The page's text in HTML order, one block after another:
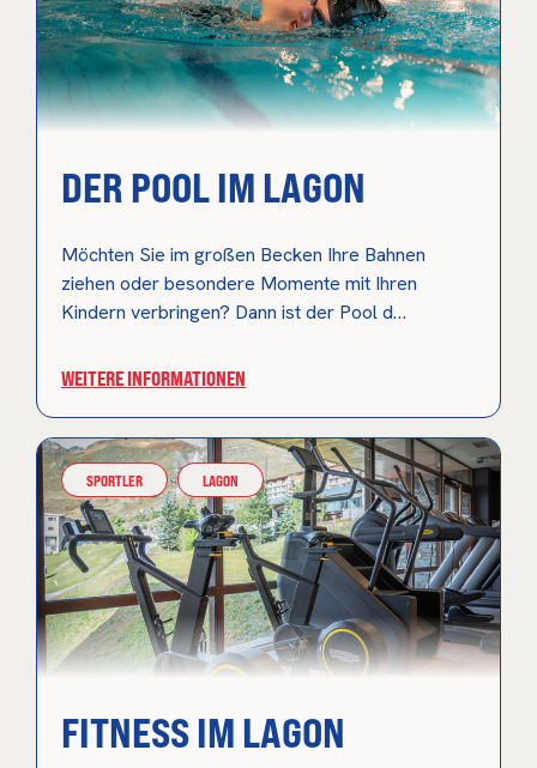
DER POOL IM LAGON
Möchten Sie im großen Becken Ihre Bahnen
ziehen oder besondere Momente mit Ihren
Kindern verbringen? Dann ist der Pool d…
WEITERE INFORMATIONEN
SPORTLER LAGON
FITNESS IM LAGON